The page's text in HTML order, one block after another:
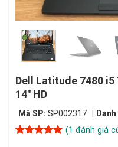
Dell Latitude 7480 i5
14″ HD
Mã SP: SP002317
(1 đánh giá